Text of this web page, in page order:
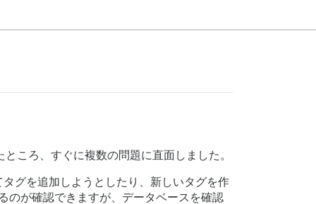
ころ、すぐに複数の問題に直面しました。
グを追加しようとしたり、新しいタグを作
のが確認できますが、データベースを確認